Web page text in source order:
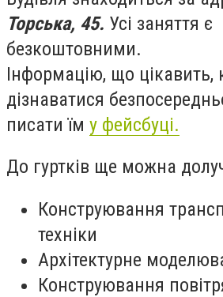
Торська, 45. Усі заняття є
безкоштовними.
Інформацію, що цікавить,
дізнаватися
писати їм у фейсбуці.
До гуртків ще можна
Конструювання
техніки
Архітектурне
Конструювання